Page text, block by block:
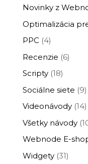
Novinky z
Optimalizácia
PPC (4)
Recenzie (6)
Scripty(18)
Sociálne siete (9)
Videonávody(14)
Všetky návody
Webnode E-
Widgety(31)